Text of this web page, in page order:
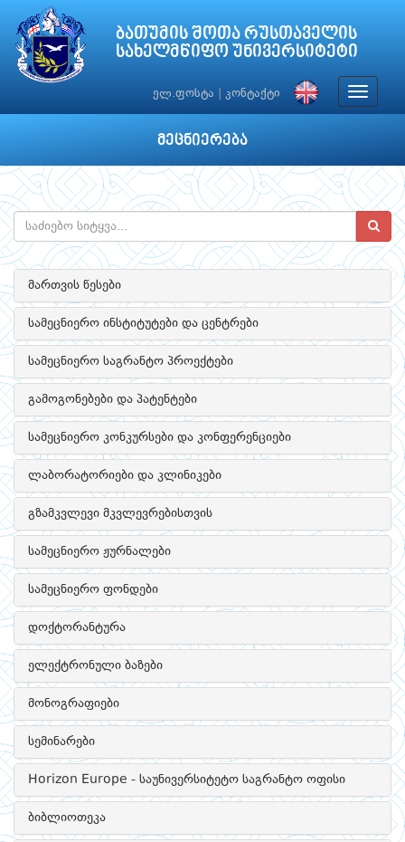
ბათუმის შოთა რუსთაველის
სახელმწიფო უნივერსიტეტი
ელ.ფოსტა კონტაქტი
Toggle
მეცნიერება
მართვის წესები
სამეცნიერო ინსტიტუტები და ცენტრები
სამეცნიერო საგრანტო პროექტები
გამოგონებები და პატენტები
სამეცნიერო კონკურსები და კონფერენციები
ლაბორატორიები და კლინიკები
გზამკვლევი მკვლევრებისთვის
სამეცნიერო ჟურნალები
სამეცნიერო ფონდები
დოქტორანტურა
ელექტრონული ბაზები
მონოგრაფიები
სემინარები
Horizon Europe - საუნივერსიტეტო საგრანტო ოფისი
ბიბლიოთეკა